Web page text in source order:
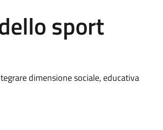
sport
dimensione sociale, educativa